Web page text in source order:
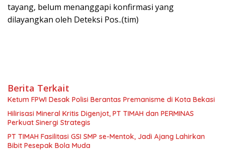
tayang, belum menanggapi konfirmasi yang
dilayangkan oleh Deteksi Pos..(tim)
Berita Terkait
Ketum FPWI Desak Polisi Berantas Premanisme di Kota Bekasi
Hilirisasi Mineral Kritis Digenjot, PT TIMAH dan PERMINAS
Perkuat Sinergi Strategis
PT TIMAH Fasilitasi GSI SMP se-Mentok, Jadi Ajang Lahirkan
Bibit Pesepak Bola Muda